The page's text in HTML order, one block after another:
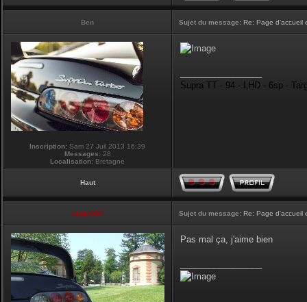
Ben Sujet du message: Re: Page d'accueil
Inscription: Sam 27 Juil 2013 16:39
Messages: 28
Localisation: Bretagne
Supra TT - 94 - LHD - 6sp -
Haut
vmax330 Sujet du message: Re: Page d'accueil
Pas mal ça, j'aime bien